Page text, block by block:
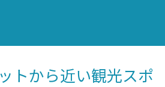
トから近い観光スポ